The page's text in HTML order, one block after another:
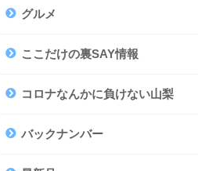
グルメ
ここだけの裏SAY情報
コロナなんかに負けない山梨
バックナンバー